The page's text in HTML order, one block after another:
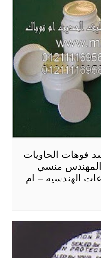
فوهات الحاويات
المهندس منسي
الهندسيه – ام